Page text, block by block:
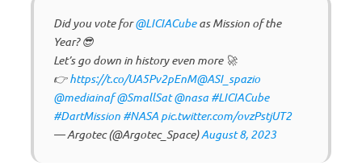
Did you vote for@LICIACubeas Mission of the
Year? 😎
Let’s go down in history even more 🚀
👉https://t.co/UA5Pv2pEnM@ASI_spazio
@mediainaf @SmallSat @nasa #LICIACube
#DartMission #NASA pic.twitter.com/ovzPstjUT2
— Argotec (@Argotec_Space)August 8, 2023